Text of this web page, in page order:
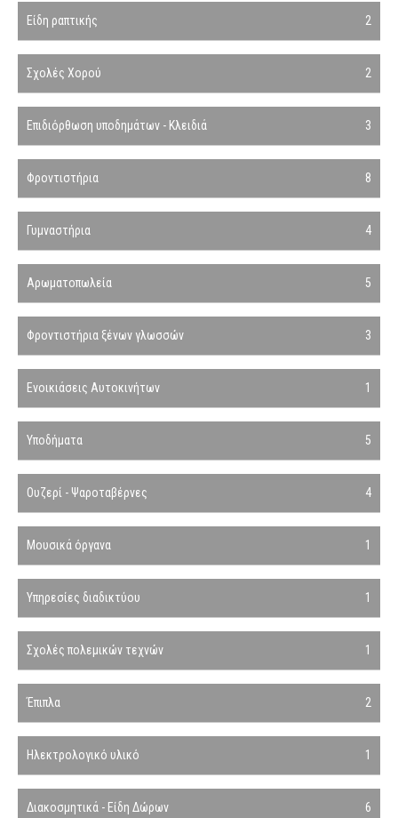
Είδη ραπτικής 2
Σχολές Χορού 2
Επιδιόρθωση υποδημάτων - Κλειδιά 3
Φροντιστήρια 8
Γυμναστήρια 4
Αρωματοπωλεία 5
Φροντιστήρια ξένων γλωσσών 3
Ενοικιάσεις Αυτοκινήτων 1
Υποδήματα 5
Ουζερί - Ψαροταβέρνες 4
Μουσικά όργανα 1
Υπηρεσίες διαδικτύου 1
Σχολές πολεμικών τεχνών 1
Έπιπλα 2
Ηλεκτρολογικό υλικό 1
Διακοσμητικά - Είδη Δώρων 6